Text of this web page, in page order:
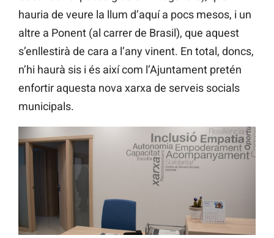
hauria de veure la llum d’aquí a pocs mesos, i un
altre a Ponent (al carrer de Brasil), que aquest
s’enllestirà de cara a l’any vinent. En total, doncs,
n’hi haurà sis i és així com l’Ajuntament pretén
enfortir aquesta nova xarxa de serveis socials
municipals.